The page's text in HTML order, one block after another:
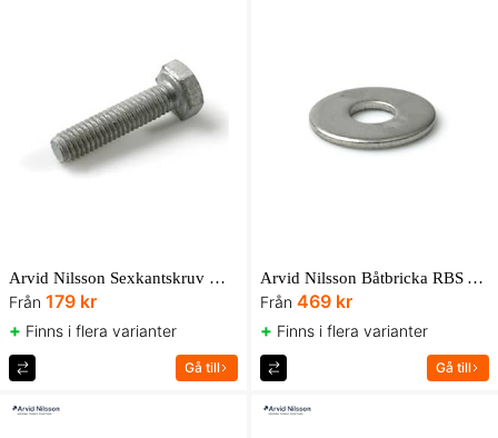
Arvid Nilsson Sexkantskruv M6S-H Helgängad 8.8 ISO 4017 FZV AN Box
Från 179 kr
+ Finns i flera varianter
Gå till
Arvid Nilsson Båtbricka RBS A4 AN Box
Från 469 kr
+ Finns i flera varianter
Gå till